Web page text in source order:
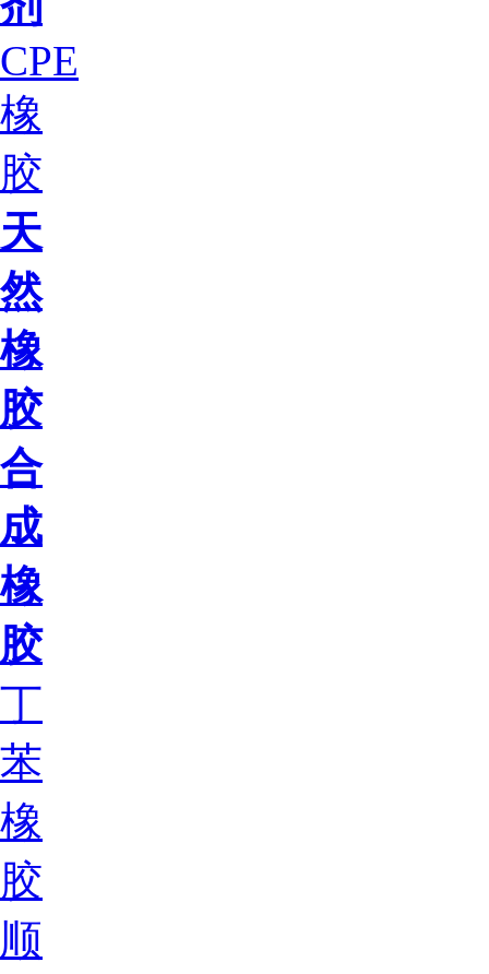
CPE
橡
胶
天
然
橡
胶
合
成
橡
胶
丁
苯
橡
胶
顺